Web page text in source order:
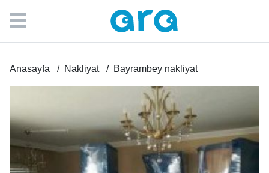
Anasayfa Nakliyat Bayrambey nakliyat